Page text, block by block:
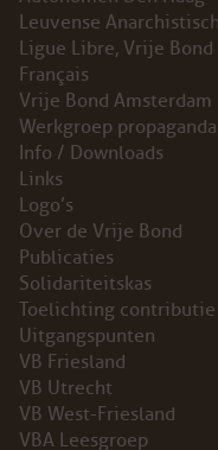
Leuvense
Ligue Libre, Vrije
Français
Vrije Bond Amsterdam
Werkgroep propaganda
Info / Downloads
Links
Logo’s
Over de Vrije Bond
Publicaties
Solidariteitskas
Toelichting
Uitgangspunten
VB Friesland
VB Utrecht
VB West-Friesland
VBA Leesgroep